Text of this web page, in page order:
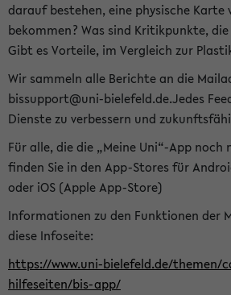
darauf bestehen, eine physische Karte
bekommen? Was sind Kritikpunkte,
Gibt es Vorteile, im Vergleich zur
Wir sammeln alle Berichte an die
bissupport@uni-bielefeld.de.Jedes
Dienste zu verbessern und
Für alle, die die „Meine Uni“-App noch
finden Sie in den App-Stores für
oder iOS (Apple App-Store)
Informationen zu den Funktionen der
diese Infoseite:
https://www.uni-bielefeld.de/themen/
hilfeseiten/bis-app/